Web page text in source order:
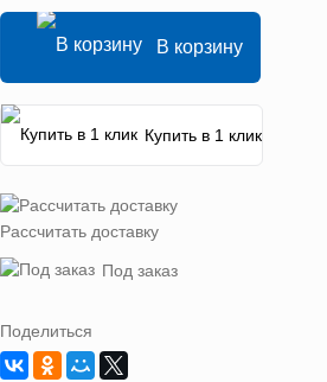
В корзину
Купить в 1 клик
Рассчитать доставку
Под заказ
Поделиться